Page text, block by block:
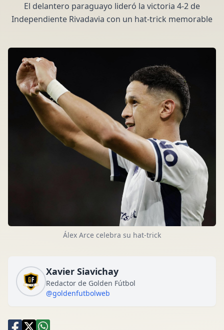
El delantero paraguayo lideró la victoria 4-2 de
Independiente Rivadavia con un hat-trick memorable
Álex Arce celebra su hat-trick
Xavier Siavichay
Redactor de Golden Fútbol
@goldenfutbolweb